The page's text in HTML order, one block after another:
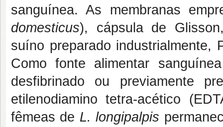
sanguínea. As membranas
domesticus), cápsula de
suíno preparado
Como fonte alimentar
desfibrinado ou previamente
etilenodiamino tetra-acético
fêmeas de L. longipalpis